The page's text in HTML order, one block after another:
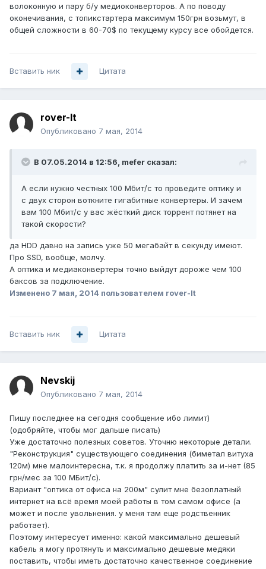
волоконную и пару б/у медиоконверторов. А по поводу
оконечивания, с топикстартера максимум 150грн возьмут, в
общей сложности в 60-70$ по текущему курсу все обойдется.
Вставить ник Цитата
rover-lt
Опубликовано 7 мая, 2014
В 07.05.2014 в 12:56, mefer сказал:
А если нужно честных 100 Мбит/с то проведите оптику и
с двух сторон воткните гигабитные конвертеры. И зачем
вам 100 Мбит/с у вас жёсткий диск торрент потянет на
такой скорости?
да HDD давно на запись уже 50 мегабайт в секунду имеют.
Про SSD, вообще, молчу.
А оптика и медиаконвертеры точно выйдут дороже чем 100
баксов за подключение.
Изменено 7 мая, 2014 пользователем rover-lt
Вставить ник Цитата
Nevskij
Опубликовано 7 мая, 2014
Пишу последнее на сегодня сообщение ибо лимит)
(одобряйте, чтобы мог дальше писать)
Уже достаточно полезных советов. Уточню некоторые детали.
"Реконструкция" существующего соединения (биметал витуха
120м) мне малоинтересна, т.к. я продолжу платить за и-нет (85
грн/мес за 100 МБит/с).
Вариант "оптика от офиса на 200м" сулит мне безоплатный
интернет на всё время моей работы в том самом офисе (а
может и после увольнения. у меня там еще родственник
работает).
Поэтому интересует именно: какой максимально дешевый
кабель я могу протянуть и максимально дешевые медяки
поставить, чтобы иметь достаточно качественное соединение